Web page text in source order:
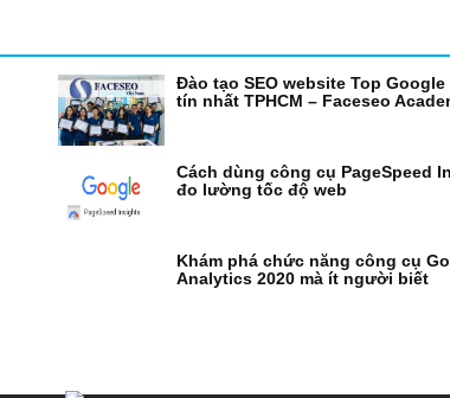
Đào tạo SEO website Top
tín nhất TPHCM – Faceseo
Cách dùng công cụ PageSpeed
đo lường tốc độ web
Khám phá chức năng công cụ
Analytics 2020 mà ít người biết